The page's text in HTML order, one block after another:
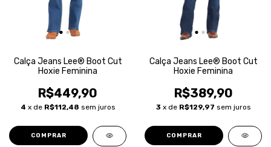
Calça Jeans Lee® Boot Cut
Hoxie Feminina
R$449,90
4 x de R$112,48 sem juros
COMPRAR
Calça Jeans Lee® Boot Cut
Hoxie Feminina
R$389,90
3 x de R$129,97 sem juros
COMPRAR